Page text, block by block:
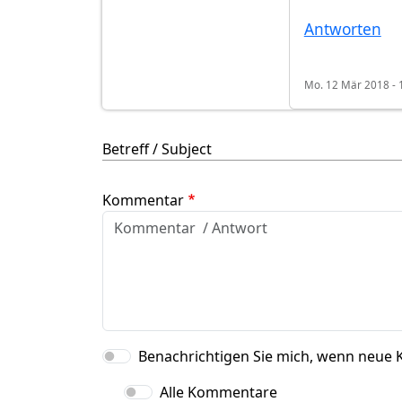
Antworten
Mo. 12 Mär 2018 -
Betreff / Subject
Kommentar
Benachrichtigen Sie mich, wenn
Alle Kommentare